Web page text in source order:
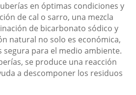
en óptimas condiciones y
de cal o sarro, una mezcla
de bicarbonato sódico y
natural no solo es económica,
segura para el medio ambiente.
se produce una reacción
a descomponer los residuos